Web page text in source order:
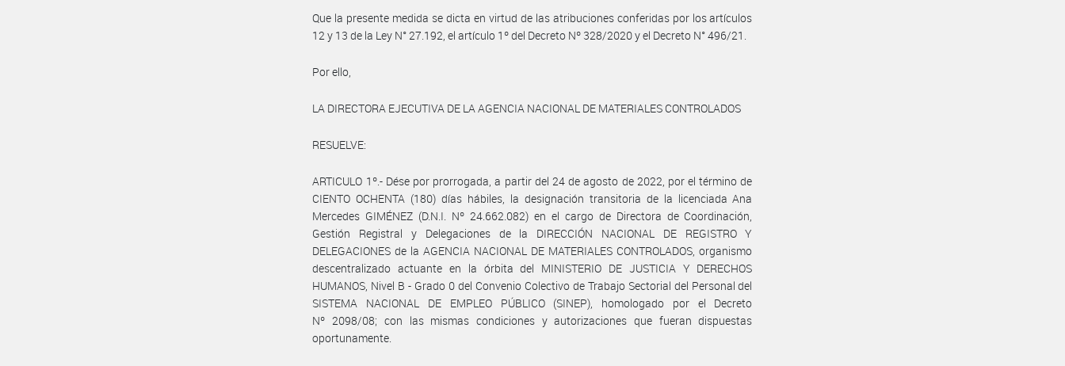
Que la presente medida se dicta en virtud de las atribuciones conferidas por los artículos
12 y 13 de la Ley N° 27.192, el artículo 1º del Decreto Nº 328/2020 y el Decreto N° 496/21.
Por ello,
LA DIRECTORA EJECUTIVA DE LA AGENCIA NACIONAL DE MATERIALES CONTROLADOS
RESUELVE:
ARTICULO 1º.- Dése por prorrogada, a partir del 24 de agosto de 2022, por el término de
CIENTO OCHENTA (180) días hábiles, la designación transitoria de la licenciada Ana
Mercedes GIMÉNEZ (D.N.I. Nº 24.662.082) en el cargo de Directora de Coordinación,
Gestión Registral y Delegaciones de la DIRECCIÓN NACIONAL DE REGISTRO Y
DELEGACIONES de la AGENCIA NACIONAL DE MATERIALES CONTROLADOS, organismo
descentralizado actuante en la órbita del MINISTERIO DE JUSTICIA Y DERECHOS
HUMANOS, Nivel B - Grado 0 del Convenio Colectivo de Trabajo Sectorial del Personal del
SISTEMA NACIONAL DE EMPLEO PÚBLICO (SINEP), homologado por el Decreto
Nº 2098/08; con las mismas condiciones y autorizaciones que fueran dispuestas
oportunamente.